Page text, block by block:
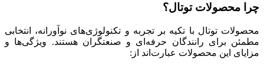
چرا محصولات توتال؟
محصولات توتال با تکیه بر تجربه و تکنولوژی‌های نوآورانه، انتخابی
مطمئن برای رانندگان حرفه‌ای و صنعتگران هستند. ویژگی‌ها و
مزایای این محصولات عبارت‌اند از: